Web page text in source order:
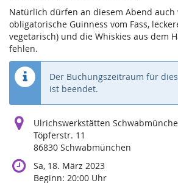
Natürlich dürfen an diesem Abend auch
obligatorische Guinness vom Fass,
vegetarisch) und die Whiskies aus dem
fehlen.
Der Buchungszeitraum für
ist beendet.
Ulrichswerkstätten
Töpferstr. 11
86830 Schwabmünchen
Sa, 18. März 2023
Beginn: 20:00 Uhr